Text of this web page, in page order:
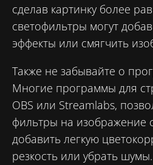
сделав картинку более
светофильтры могут
эффекты или смягчить
Также не забывайте о
Многие программы для
OBS или Streamlabs,
фильтры на изображение
добавить легкую
резкость или убрать